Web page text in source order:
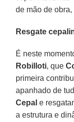
de mão de
Resgate
É neste
Robilloti, que
primeira
apanhado de
Cepal e
a estrutura e